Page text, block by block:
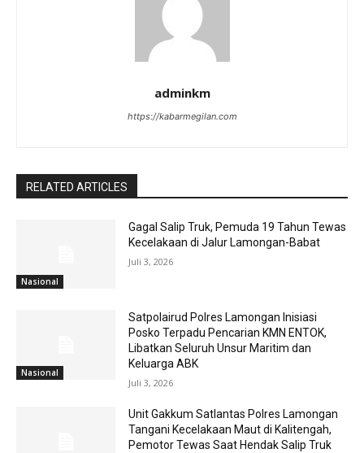
adminkm
https://kabarmegilan.com
RELATED ARTICLES
Nasional
Gagal Salip Truk, Pemuda 19 Tahun Tewas
Kecelakaan di Jalur Lamongan-Babat
Juli 3, 2026
Nasional
Satpolairud Polres Lamongan Inisiasi
Posko Terpadu Pencarian KMN ENTOK,
Libatkan Seluruh Unsur Maritim dan
Keluarga ABK
Juli 3, 2026
Unit Gakkum Satlantas Polres Lamongan
Tangani Kecelakaan Maut di Kalitengah,
Pemotor Tewas Saat Hendak Salip Truk